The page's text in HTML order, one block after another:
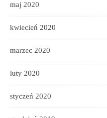
maj 2020
kwiecień 2020
marzec 2020
luty 2020
styczeń 2020